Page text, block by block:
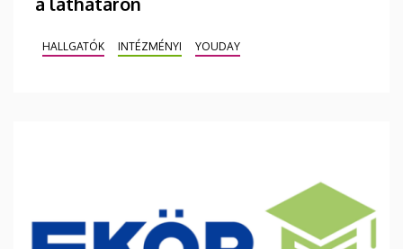
HALLGATÓK INTÉZMÉNYI YOUDAY